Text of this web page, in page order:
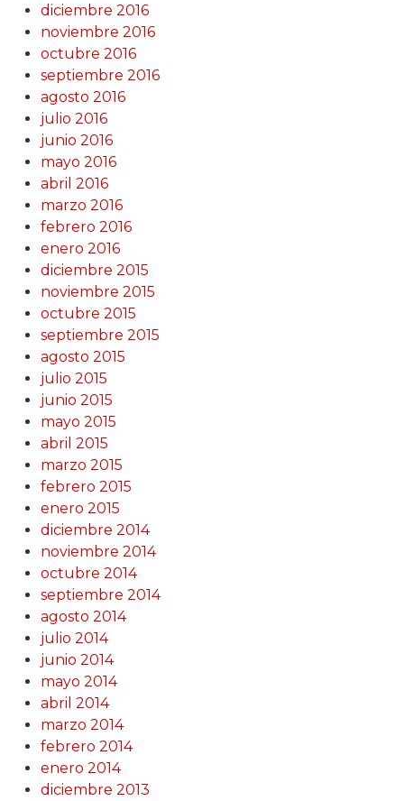
diciembre 2016
noviembre 2016
octubre 2016
septiembre 2016
agosto 2016
julio 2016
junio 2016
mayo 2016
abril 2016
marzo 2016
febrero 2016
enero 2016
diciembre 2015
noviembre 2015
octubre 2015
septiembre 2015
agosto 2015
julio 2015
junio 2015
mayo 2015
abril 2015
marzo 2015
febrero 2015
enero 2015
diciembre 2014
noviembre 2014
octubre 2014
septiembre 2014
agosto 2014
julio 2014
junio 2014
mayo 2014
abril 2014
marzo 2014
febrero 2014
enero 2014
diciembre 2013